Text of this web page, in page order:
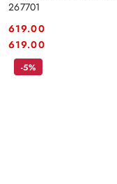
267701
Cena:
619.00
Cena:
619.00
-5%